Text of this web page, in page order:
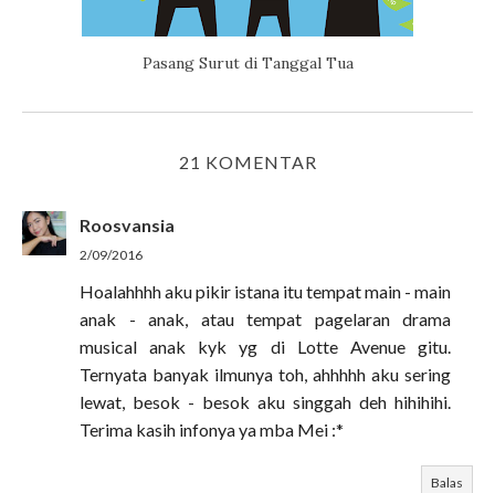
Pasang Surut di Tanggal Tua
21 KOMENTAR
Roosvansia
2/09/2016
Hoalahhhh aku pikir istana itu tempat main - main
anak - anak, atau tempat pagelaran drama
musical anak kyk yg di Lotte Avenue gitu.
Ternyata banyak ilmunya toh, ahhhhh aku sering
lewat, besok - besok aku singgah deh hihihihi.
Terima kasih infonya ya mba Mei :*
Balas